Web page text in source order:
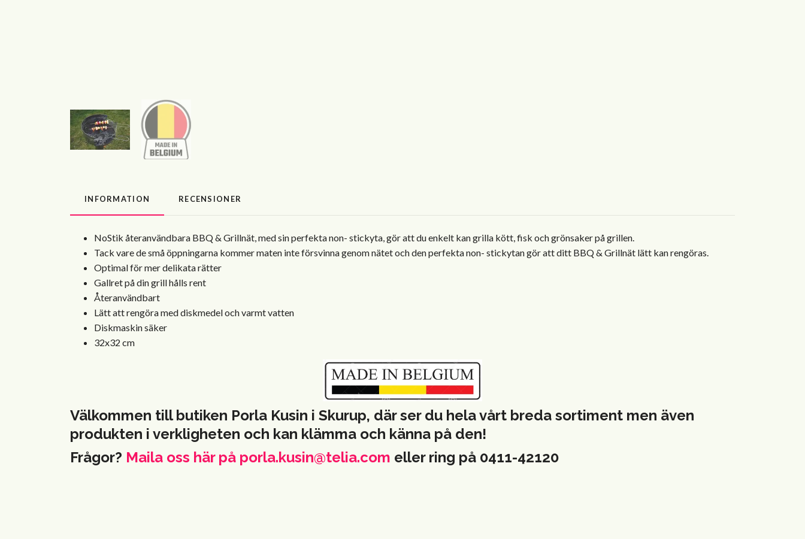
INFORMATION RECENSIONER
NoStik återanvändbara BBQ & Grillnät, med sin perfekta non- stickyta, gör att du enkelt kan grilla kött, fisk och grönsaker på grillen.
Tack vare de små öppningarna kommer maten inte försvinna genom nätet och den perfekta non- stickytan gör att ditt BBQ & Grillnät lätt kan rengöras.
Optimal för mer delikata rätter
Gallret på din grill hålls rent
Återanvändbart
Lätt att rengöra med diskmedel och varmt vatten
Diskmaskin säker
32x32 cm
Välkommen till butiken Porla Kusin i Skurup, där ser du hela vårt breda sortiment men även
produkten i verkligheten och kan klämma och känna på den!
Frågor? Maila oss här på porla.kusin@telia.com eller ring på 0411-42120